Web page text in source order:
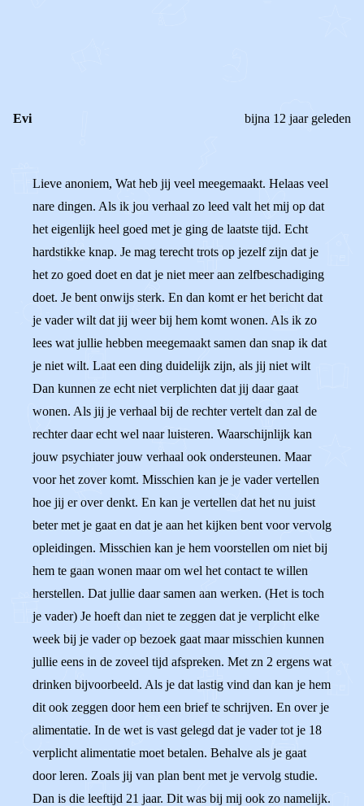
Evi bijna 12 jaar geleden
Lieve anoniem, Wat heb jij veel meegemaakt. Helaas veel
nare dingen. Als ik jou verhaal zo leed valt het mij op dat
het eigenlijk heel goed met je ging de laatste tijd. Echt
hardstikke knap. Je mag terecht trots op jezelf zijn dat je
het zo goed doet en dat je niet meer aan zelfbeschadiging
doet. Je bent onwijs sterk. En dan komt er het bericht dat
je vader wilt dat jij weer bij hem komt wonen. Als ik zo
lees wat jullie hebben meegemaakt samen dan snap ik dat
je niet wilt. Laat een ding duidelijk zijn, als jij niet wilt
Dan kunnen ze echt niet verplichten dat jij daar gaat
wonen. Als jij je verhaal bij de rechter vertelt dan zal de
rechter daar echt wel naar luisteren. Waarschijnlijk kan
jouw psychiater jouw verhaal ook ondersteunen. Maar
voor het zover komt. Misschien kan je je vader vertellen
hoe jij er over denkt. En kan je vertellen dat het nu juist
beter met je gaat en dat je aan het kijken bent voor vervolg
opleidingen. Misschien kan je hem voorstellen om niet bij
hem te gaan wonen maar om wel het contact te willen
herstellen. Dat jullie daar samen aan werken. (Het is toch
je vader) Je hoeft dan niet te zeggen dat je verplicht elke
week bij je vader op bezoek gaat maar misschien kunnen
jullie eens in de zoveel tijd afspreken. Met zn 2 ergens wat
drinken bijvoorbeeld. Als je dat lastig vind dan kan je hem
dit ook zeggen door hem een brief te schrijven. En over je
alimentatie. In de wet is vast gelegd dat je vader tot je 18
verplicht alimentatie moet betalen. Behalve als je gaat
door leren. Zoals jij van plan bent met je vervolg studie.
Dan is die leeftijd 21 jaar. Dit was bij mij ook zo namelijk.